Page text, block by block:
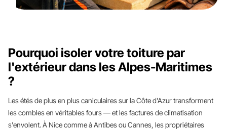
Pourquoi isoler votre toiture par
l'extérieur dans les Alpes-Maritimes
?
Les étés de plus en plus caniculaires sur la Côte d'Azur transforment
les combles en véritables fours — et les factures de climatisation
s'envolent. À Nice comme à Antibes ou Cannes, les propriétaires